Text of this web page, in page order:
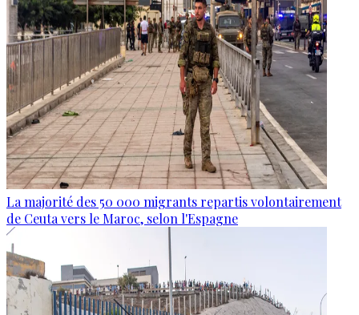
La majorité des 50 000 migrants repartis volontairement
de Ceuta vers le Maroc, selon l'Espagne